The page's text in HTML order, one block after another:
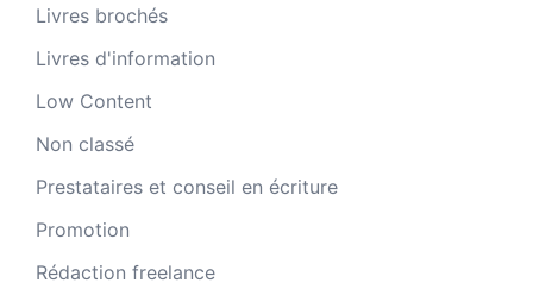
Livres brochés
Livres d'information
Low Content
Non classé
Prestataires et conseil en écriture
Promotion
Rédaction freelance